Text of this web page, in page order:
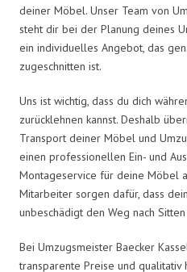
deiner Möbel. Unser Team von
steht dir bei der Planung deines
ein individuelles Angebot, das
zugeschnitten ist.
Uns ist wichtig, dass du dich
zurücklehnen kannst. Deshalb
Transport deiner Möbel und
einen professionellen Ein- und
Montageservice für deine Möbel
Mitarbeiter sorgen dafür, dass
unbeschädigt den Weg nach
Bei Umzugsmeister Baecker
transparente Preise und qualitativ